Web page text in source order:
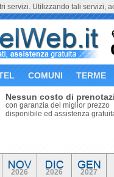
COMUNI TERME
Nessun costo di
con garanzia del miglior prezzo
disponibile ed assistenza
2026 2026 2027
servizi. Utilizzando tali servizi,